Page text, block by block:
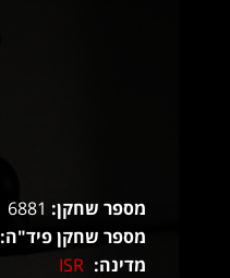
מספר שחקן:
מספר שחקן פיד"ה:
מדינה: ISR